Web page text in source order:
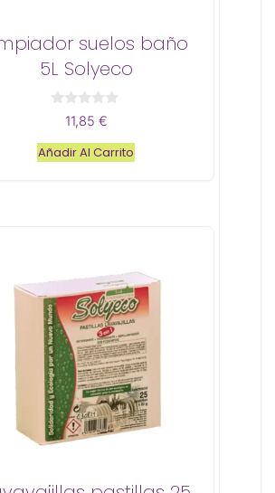
suelos baño
5L Solyeco
e
5
11,85 €
Añadir Al Carrito